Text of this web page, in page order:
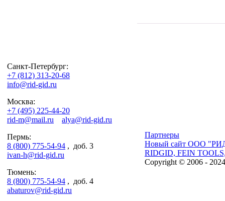
Санкт-Петербург:
+7 (812) 313-20-68
info@rid-gid.ru
Москва:
+7 (495) 225-44-20
rid-m@mail.ru
alya@rid-gid.ru
Пермь:
8 (800) 775-54-94 , доб. 3
ivan-h@rid-gid.ru
Тюмень:
8 (800) 775-54-94 , доб. 4
abaturov@rid-gid.ru
Партнеры
Новый сайт ООО
RIDGID, FEIN
Copyright © 2006 - 2024